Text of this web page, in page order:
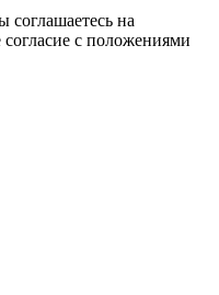
соглашаетесь на
с положениями